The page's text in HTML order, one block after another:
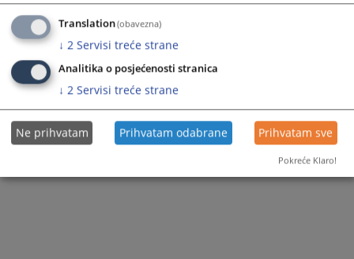
Potvrde o nekrivičnom postupku
Indeks pravnih pojmova
Adresar pravosudnih institucija
Adresar advokata
Registri privrednih subjekata u BiH
Translation(obavezna)
↓ 2 Servisi treće strane
Analitika o posjećenosti stranica
↓ 2 Servisi treće strane
Ne prihvatam Prihvatam odabrane Prihvatam sve
Pokreće Klaro!